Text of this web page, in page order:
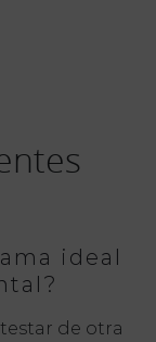
ideal
de otra